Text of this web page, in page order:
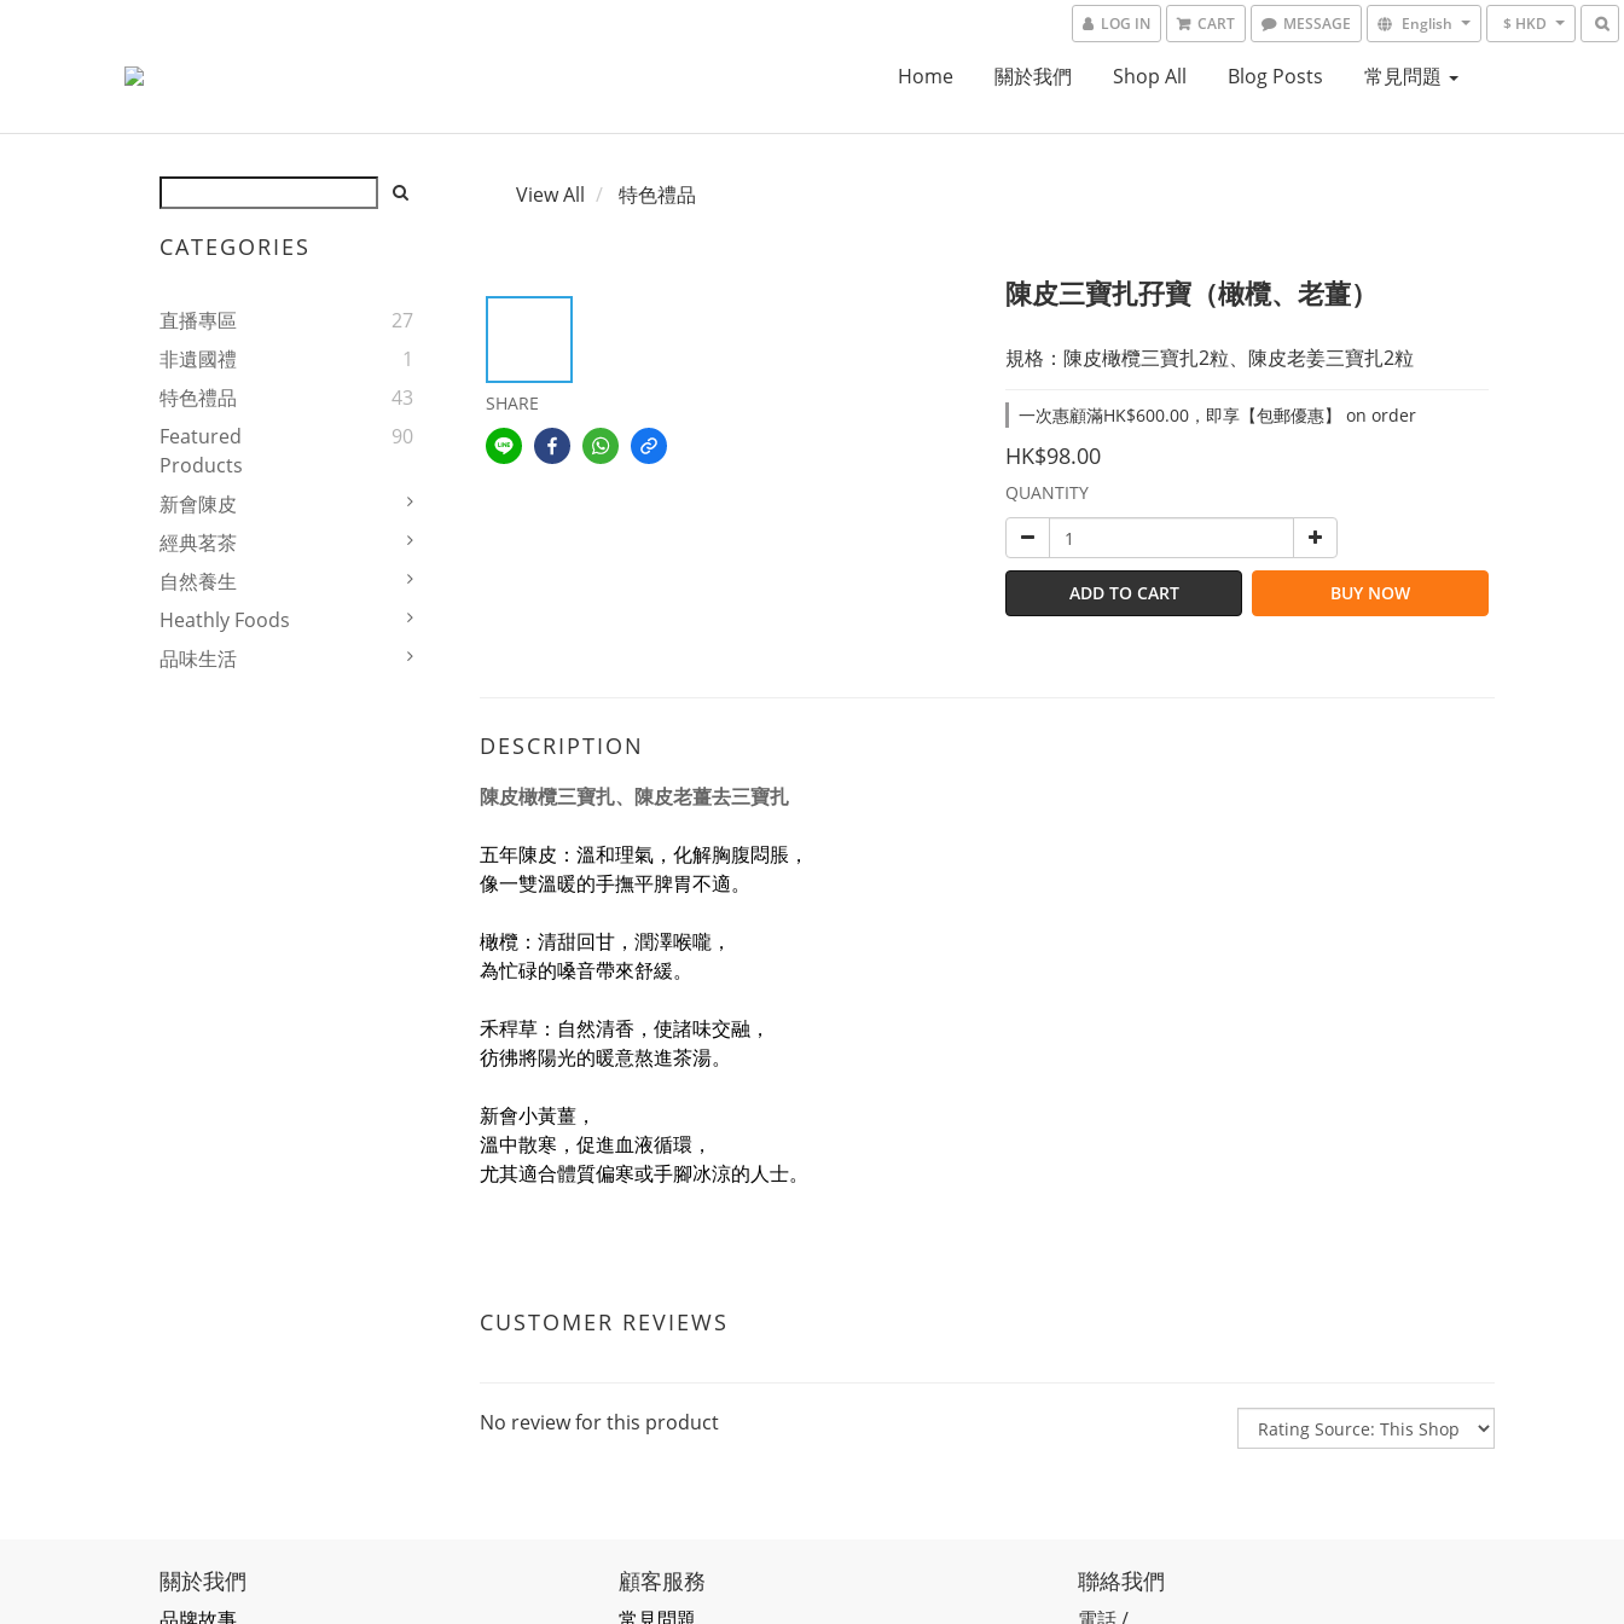
LOG IN CART MESSAGE English $ HKD
Home 關於我們 Shop All Blog Posts 常見問題
CATEGORIES
直播專區
27
非遺國禮
1
特色禮品
43
Featured
Products
90
新會陳皮
經典茗茶
自然養生
Heathly Foods
品味生活
View All 特色禮品
SHARE
陳皮三寶扎孖寶（橄欖、老薑）
規格：陳皮橄欖三寶扎2粒、陳皮老姜三寶扎2粒
一次惠顧滿HK$600.00，即享【包郵優惠】 on order
HK$98.00
QUANTITY
ADD TO CART BUY NOW
DESCRIPTION
陳皮橄欖三寶扎、陳皮老薑去三寶扎
五年陳皮：溫和理氣，化解胸腹悶脹，
像一雙溫暖的手撫平脾胃不適。
橄欖：清甜回甘，潤澤喉嚨，
為忙碌的嗓音帶來舒緩。
禾稈草：自然清香，使諸味交融，
彷彿將陽光的暖意熬進茶湯。
新會小黃薑，
溫中散寒，促進血液循環，
尤其適合體質偏寒或手腳冰涼的人士。
CUSTOMER REVIEWS
No review for this product
關於我們 顧客服務 聯絡我們